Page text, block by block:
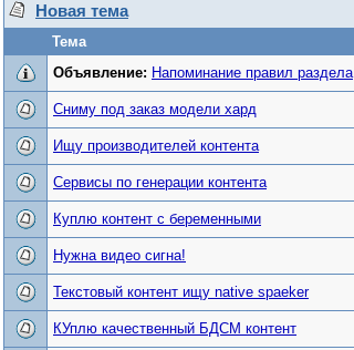
Новая тема
Тема
Объявление: Напоминание правил раздела
Сниму под заказ модели хард
Ищу производителей контента
Сервисы по генерации контента
Куплю контент с беременными
Нужна видео сигна!
Текстовый контент ищу native spaeker
КУплю качественный БДСМ контент